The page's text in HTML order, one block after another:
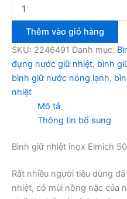
Elmich
500ml
EL6491
số
lượng
Thêm vào giỏ hàng
SKU: 2246491 Danh mục:
đựng nước giữ nhiệt, bình
bình giữ nước nóng lạnh,
nhiệt
Mô tả
Thông tin bổ sung
Bình giữ nhiệt inox Elmich
Rất nhiều người tiêu dùng
nhiệt, có mùi nồng nặc của